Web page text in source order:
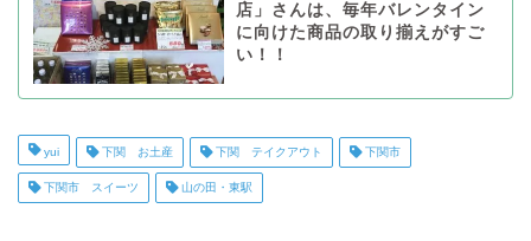
店」さんは、毎年バレンタイン
に向けた商品の取り揃えがすご
い！！
yui 下関 お土産 下関 テイクアウト 下関市
下関市 スイーツ 山の田・東駅